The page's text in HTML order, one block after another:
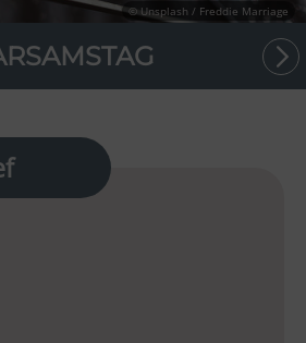
© Unsplash / Freddie Marriage